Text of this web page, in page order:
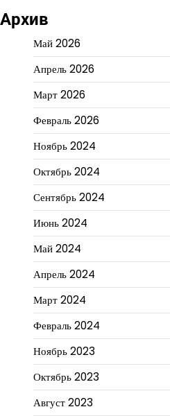
Архив
Май 2026
Апрель 2026
Март 2026
Февраль 2026
Ноябрь 2024
Октябрь 2024
Сентябрь 2024
Июнь 2024
Май 2024
Апрель 2024
Март 2024
Февраль 2024
Ноябрь 2023
Октябрь 2023
Август 2023